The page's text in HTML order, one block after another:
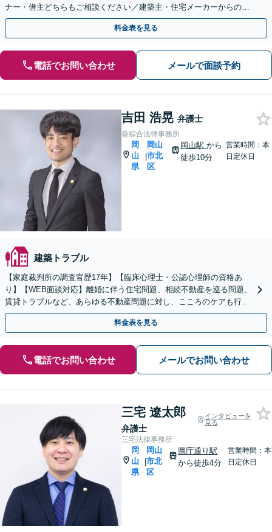
ナー・借主どちらもご相談ください／建築主・住宅メーカーからのご
相談も【初回相談無料】【夜間土日面談可（要予約）】
料金表を見る
電話でお問い合わせ メールで面談予約
吉田 浩晃 弁護士
葵綜合法律事務所
岡
山
県
|
岡山
市北
区
岡山駅 から
徒歩10分
営業時間：本
日定休日
建築トラブル
【家庭裁判所の調査官歴17年】【臨床心理士・公認心理師の資格あ
り】【WEB面談対応】離婚に伴う住宅問題、相続不動産を巡る問題、
賃貸トラブルなど、あらゆる不動産問題に対し、こころのケアも行い
つつ、迅速かつ的確に対応します。
料金表を見る
電話でお問い合わせ メールでお問い合わせ
三宅 遼太郎
弁護士
インタビューを
見る
三宅法律事務所
岡
山
県
|
岡山
市北
区
県庁通り駅
から徒歩4分
営業時間：本
日定休日